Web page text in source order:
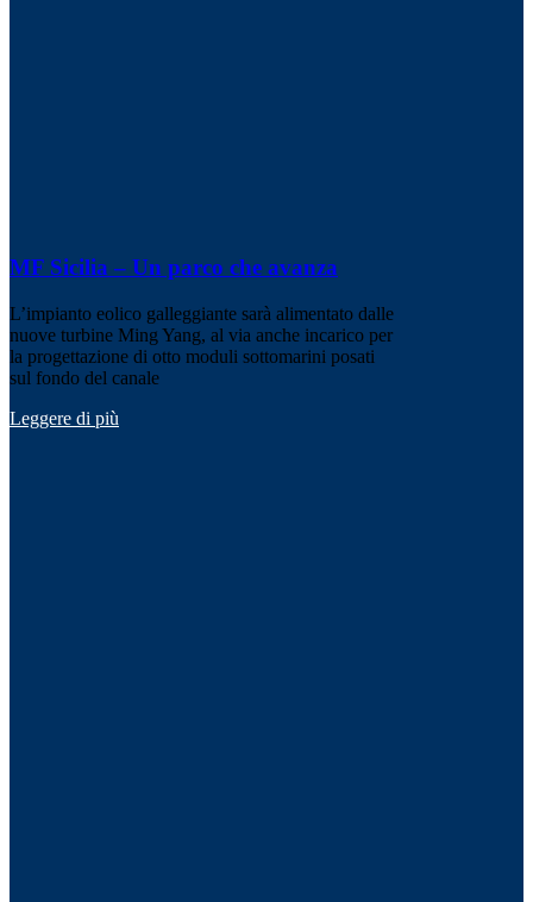
MF Sicilia – Un parco che avanza
L’impianto eolico galleggiante sarà alimentato dalle
nuove turbine Ming Yang, al via anche incarico per
la progettazione di otto moduli sottomarini posati
sul fondo del canale
Leggere di più